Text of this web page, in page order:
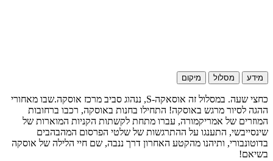
מידע מסלול מיקום
כחצי שעה. במסלול זה אוסאקה-S, ננהוג סביב מרכז אוסקה.שבו מאחורי
ההגה לסיור מרגש באוסקה! התחילו בחנות באוסקה, רכבו ברחובות
המוזרים של אמריקמורה, עברו מתחת לקשתות הקניות המוארות של
שינסייבשי, התענגו על ההתרגשות של שלטי הפרסום המהבהבים
בדוטונבורי, ותיהנו מהקטע האחרון דרך ננבה, שם חיי הלילה של אוסקה
בשיאם!